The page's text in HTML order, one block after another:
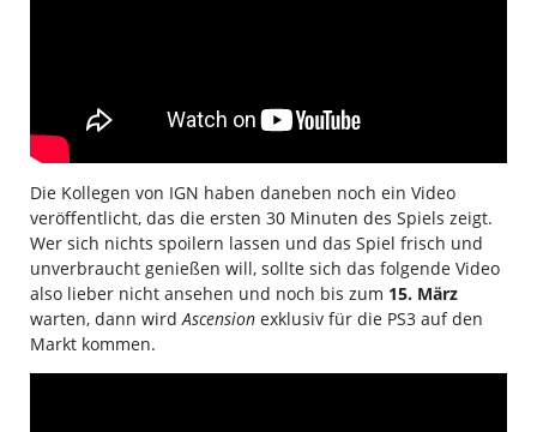
Die Kollegen von IGN haben daneben noch ein Video
veröffentlicht, das die ersten 30 Minuten des Spiels zeigt.
Wer sich nichts spoilern lassen und das Spiel frisch und
unverbraucht genießen will, sollte sich das folgende Video
also lieber nicht ansehen und noch bis zum 15. März
warten, dann wird Ascension exklusiv für die PS3 auf den
Markt kommen.